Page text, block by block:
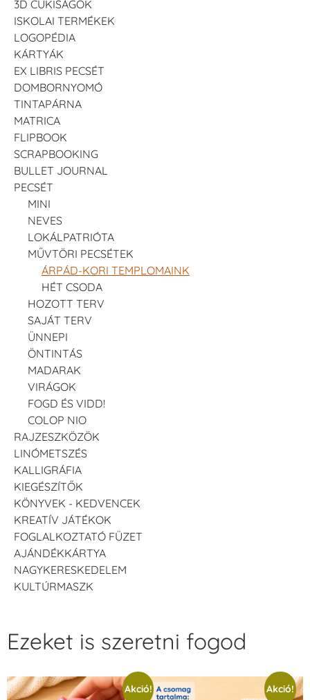
3D CUKISÁGOK
ISKOLAI TERMÉKEK
LOGOPÉDIA
KÁRTYÁK
EX LIBRIS PECSÉT
DOMBORNYOMÓ
TINTAPÁRNA
MATRICA
FLIPBOOK
SCRAPBOOKING
BULLET JOURNAL
PECSÉT
MINI
NEVES
LOKÁLPATRIÓTA
MŰVTÖRI PECSÉTEK
ÁRPÁD-KORI TEMPLOMAINK
HÉT CSODA
HOZOTT TERV
SAJÁT TERV
ÜNNEPI
ÖNTINTÁS
MADARAK
VIRÁGOK
FOGD ÉS VIDD!
COLOP NIO
RAJZESZKÖZÖK
LINÓMETSZÉS
KALLIGRÁFIA
KIEGÉSZÍTŐK
KÖNYVEK - KEDVENCEK
KREATÍV JÁTÉKOK
FOGLALKOZTATÓ FÜZET
AJÁNDÉKKÁRTYA
NAGYKERESKEDELEM
KULTÚRMASZK
Ezeket is szeretni fogod
Akció! Akció!